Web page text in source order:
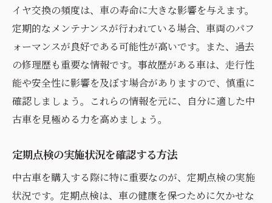
イヤ交換の頻度は、車の寿命に大きな影響を与えます。
定期的なメンテナンスが行われている場合、車両のパフ
ォーマンスが良好である可能性が高いです。また、過去
の修理歴も重要な情報です。事故歴がある車は、走行性
能や安全性に影響を及ぼす場合がありますので、慎重に
確認しましょう。これらの情報を元に、自分に適した中
古車を見極める力を高めましょう。
定期点検の実施状況を確認する方法
中古車を購入する際に特に重要なのが、定期点検の実施
状況です。定期点検は、車の健康を保つために欠かせな